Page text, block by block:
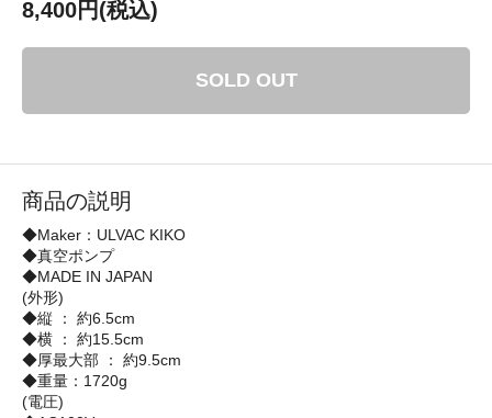
8,400円(税込)
SOLD OUT
商品の説明
◆Maker：ULVAC KIKO
◆真空ポンプ
◆MADE IN JAPAN
(外形)
◆縦 ： 約6.5cm
◆横 ： 約15.5cm
◆厚最大部 ： 約9.5cm
◆重量：1720g
(電圧)